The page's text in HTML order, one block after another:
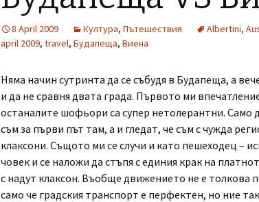
8 April 2009 Култура, Пътешествия Albertini,
april 2009, travel, Будапеща, Виена
Няма начин сутринта да се събудя в Будапеща, а
и да не сравня двата града. Първото ми
останалите шофьори са супер нетолерантни. Само
съм за първи път там, а и гледат, че съм с чужда
клаксони. Същото ми се случи и като пешеходец –
човек и се наложи да стъпя с единия крак на
с надут клаксон. Въобще движението не е толкова
само че градския транспорт е перфектен, но ние